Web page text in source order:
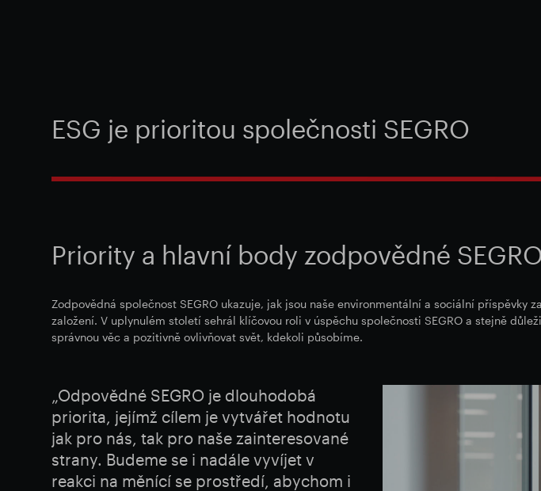
ESG je prioritou společnosti SEGRO
Priority a hlavní body zodpovědné
Zodpovědná společnost SEGRO ukazuje, jak jsou naše environmentální a sociální
založení. V uplynulém století sehrál klíčovou roli v úspěchu společnosti SEGRO a stejně
správnou věc a pozitivně ovlivňovat svět, kdekoli působíme.
„Odpovědné SEGRO je dlouhodobá
priorita, jejímž cílem je vytvářet hodnotu
jak pro nás, tak pro naše zainteresované
strany. Budeme se i nadále vyvíjet v
reakci na měnící se prostředí, abychom i